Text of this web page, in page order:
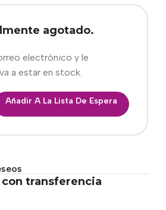
agotado.
electrónico y le
a estar en stock.
Añadir A La Lista De Espera
transferencia